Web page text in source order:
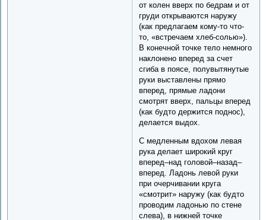
от колен вверх по бедрам и от
груди открываются наружу
(как предлагаем кому-то что-
то, «встречаем хлеб-солью»).
В конечной точке тело немного
наклонено вперед за счет
сгиба в поясе, полувытянутые
руки выставлены прямо
вперед, прямые ладони
смотрят вверх, пальцы вперед
(как будто держится поднос),
делается выдох.
С медленным вдохом левая
рука делает широкий круг
вперед–над головой–назад–
вперед. Ладонь левой руки
при очерчивании круга
«смотрит» наружу (как будто
проводим ладонью по стене
слева), в нижней точке